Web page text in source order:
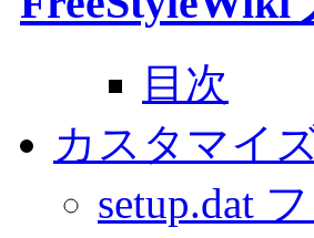
目次
カスタマイ
setup.dat